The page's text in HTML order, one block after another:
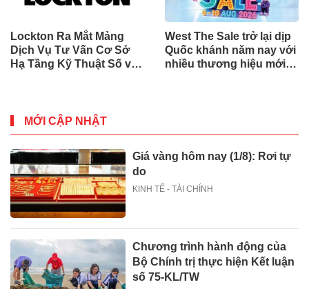
Lockton Ra Mắt Mảng
Dịch Vụ Tư Vấn Cơ Sở
Hạ Tầng Kỹ Thuật Số và
West The Sale trở lại dịp
Quốc khánh năm nay với
nhiều thương hiệu mới,
MỚI CẬP NHẬT
Giá vàng hôm nay (1/8): Rơi tự
do
KINH TẾ - TÀI CHÍNH
Chương trình hành động của
Bộ Chính trị thực hiện Kết luận
số 75-KL/TW